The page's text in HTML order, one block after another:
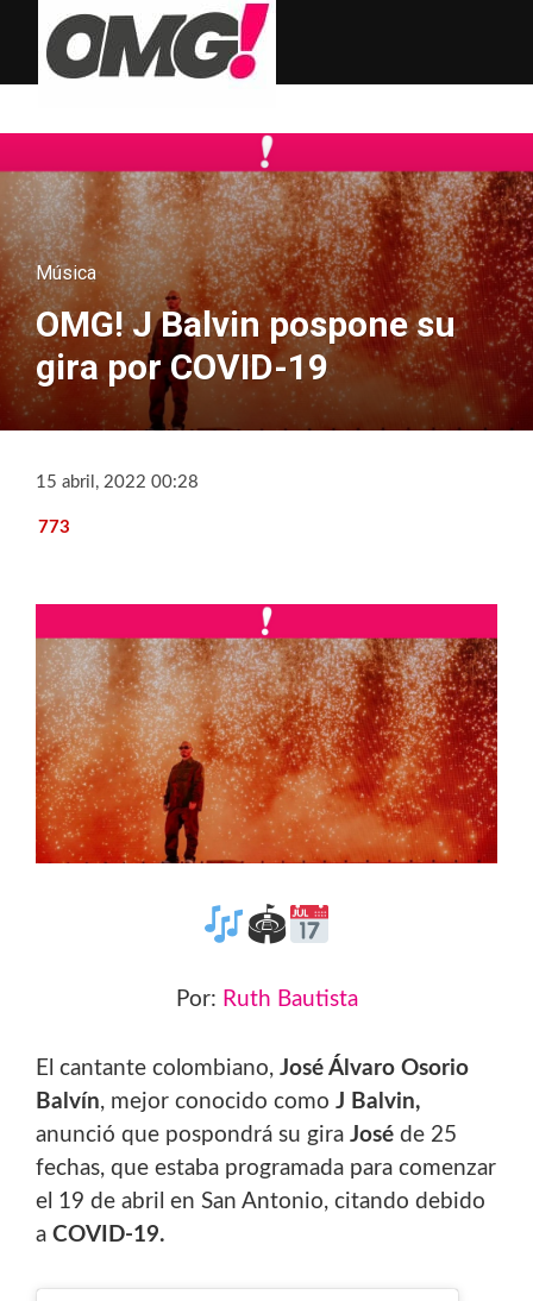
Música
OMG! J Balvin pospone su
gira por COVID-19
15 abril, 2022 00:28
773
🏟
Por: Ruth Bautista
El cantante colombiano, José Álvaro Osorio
Balvín, mejor conocido como J Balvin,
anunció que pospondrá su gira José de 25
fechas, que estaba programada para comenzar
el 19 de abril en San Antonio, citando debido
a COVID-19.